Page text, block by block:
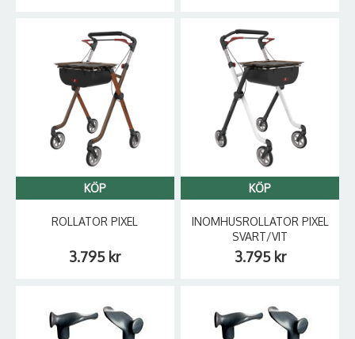
KÖP
ROLLATOR PIXEL
3.795 kr
KÖP
INOMHUSROLLATOR PIXEL
SVART/VIT
3.795 kr